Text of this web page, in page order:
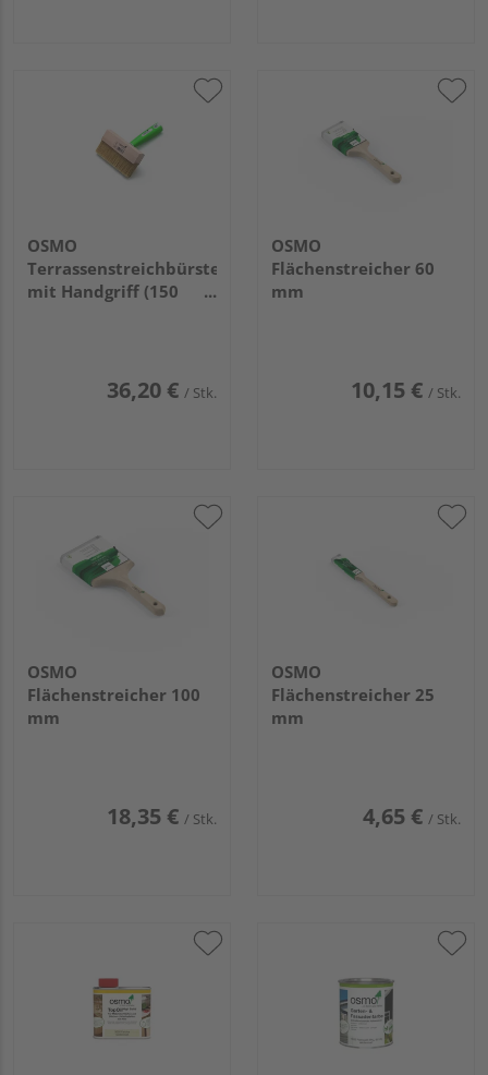
OSMO
Terrassenstreichbürste
mit Handgriff (150
36,20 € / Stk.
OSMO
Flächenstreicher 60
mm
10,15 € / Stk.
OSMO
Flächenstreicher 100
mm
18,35 € / Stk.
OSMO
Flächenstreicher 25
mm
4,65 € / Stk.